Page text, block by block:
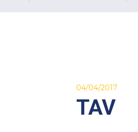
04/04/2017
TAV